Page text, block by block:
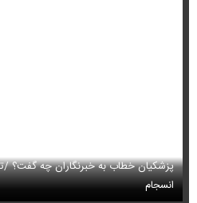
پزشکیان خطاب به خبرنگاران چه گفت؟
انسجام